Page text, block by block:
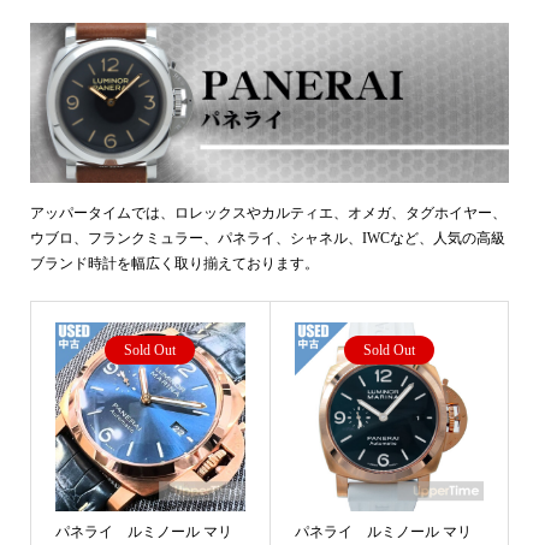
アッパータイムでは、ロレックスやカルティエ、オメガ、タグホイヤー、
ウブロ、フランクミュラー、パネライ、シャネル、IWCなど、人気の高級
ブランド時計を幅広く取り揃えております。
Sold Out
パネライ ルミノール マリ
Sold Out
パネライ ルミノール マリ